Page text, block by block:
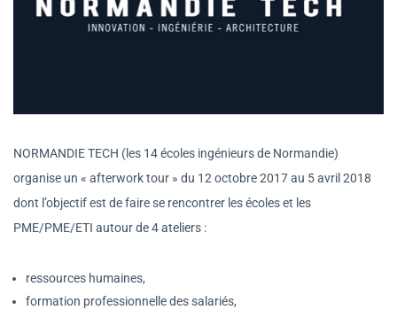
NORMANDIE TECH (les 14 écoles ingénieurs de Normandie)
organise un « afterwork tour » du 12 octobre 2017 au 5 avril 2018
dont l’objectif est de faire se rencontrer les écoles et les
PME/PME/ETI autour de 4 ateliers :
ressources humaines,
formation professionnelle des salariés,